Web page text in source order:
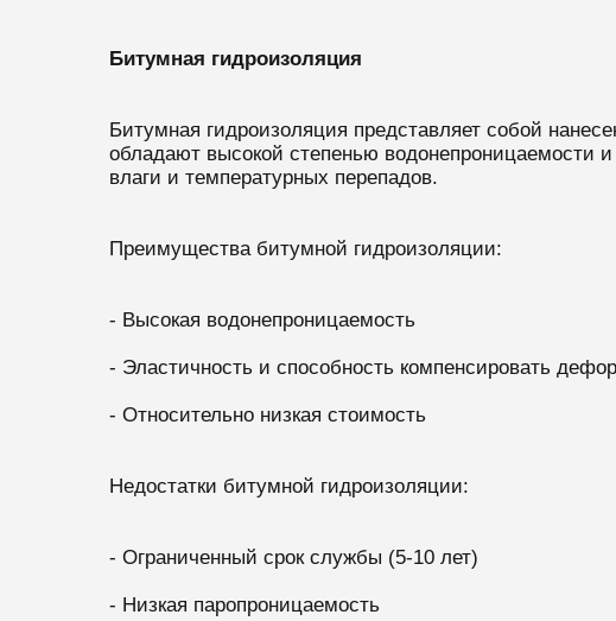
Битумная гидроизоляция
Битумная гидроизоляция представляет собой
обладают высокой степенью водонепроницаемости
влаги и температурных перепадов.
Преимущества битумной гидроизоляции:
- Высокая водонепроницаемость
- Эластичность и способность компенсировать
- Относительно низкая стоимость
Недостатки битумной гидроизоляции:
- Ограниченный срок службы (5-10 лет)
- Низкая паропроницаемость